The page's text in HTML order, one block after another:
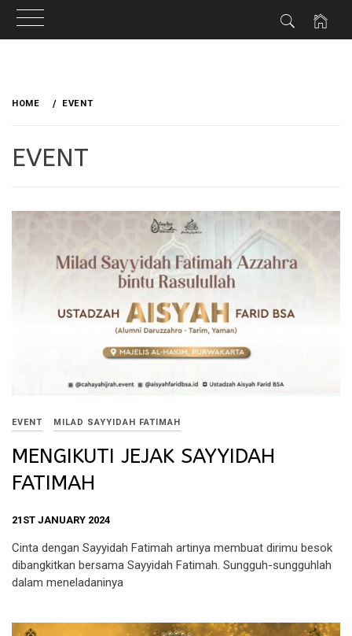
HOME EVENT
EVENT
EVENT MILAD SAYYIDAH FATIMAH
MENGIKUTI JEJAK SAYYIDAH
FATIMAH
21ST JANUARY 2024
Cinta dengan Sayyidah Fatimah artinya membuat dirimu besok
dibangkitkan bersama Sayyidah Fatimah. Sungguh-sungguhlah
dalam meneladaninya